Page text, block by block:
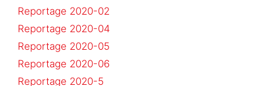
Reportage 2020-02
Reportage 2020-04
Reportage 2020-05
Reportage 2020-06
Reportage 2020-5